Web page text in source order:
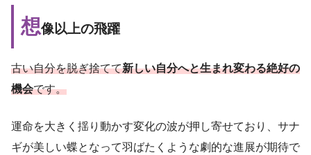
想像以上の飛躍
古い自分を脱ぎ捨てて新しい自分へと生まれ変わる絶好の
機会です。
運命を大きく揺り動かす変化の波が押し寄せており、サナ
ギが美しい蝶となって羽ばたくような劇的な進展が期待で